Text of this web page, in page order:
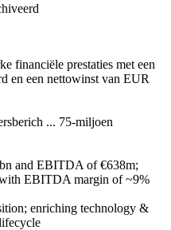
financiële prestaties met een
en een nettowinst van EUR
... 75-miljoen
and EBITDA of €638m;
EBITDA margin of ~9%
enriching technology &